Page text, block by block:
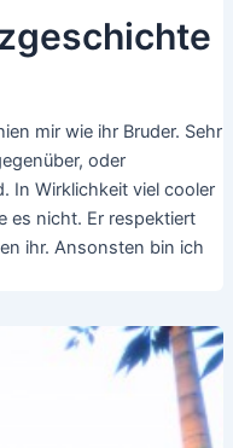
mir wie ihr Bruder. Sehr
oder
In Wirklichkeit viel cooler
es nicht. Er respektiert
ihr. Ansonsten bin ich